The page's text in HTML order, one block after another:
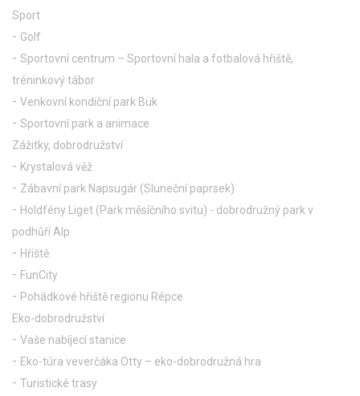
Sport
Golf
Sportovní centrum – Sportovní hala a fotbalová hřiště,
tréninkový tábor
Venkovní kondiční park Bük
Sportovní park a animace
Zážitky, dobrodružství
Krystalová věž
Zábavní park Napsugár (Sluneční paprsek)
Holdfény Liget (Park měsíčního svitu) - dobrodružný park v
podhůří Alp
Hřiště
FunCity
Pohádkové hřiště regionu Répce
Eko-dobrodružství
Vaše nabíjecí stanice
Eko-túra veverčáka Otty – eko-dobrodružná hra
Turistické trasy